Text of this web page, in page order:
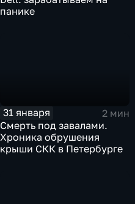
панике
31 января
2 мин
Смерть под завалами.
Хроника обрушения
крыши СКК в Петербурге